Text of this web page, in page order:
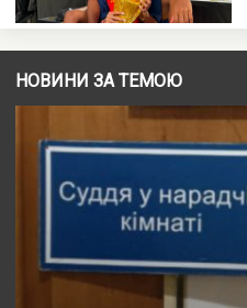
НОВИНИ ЗА ТЕМОЮ